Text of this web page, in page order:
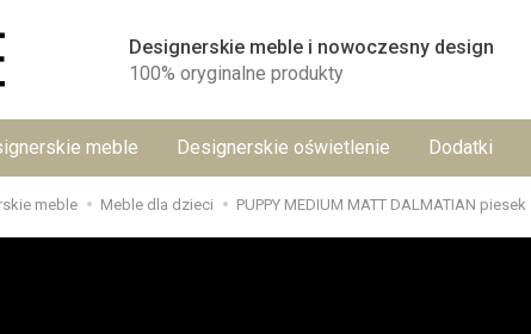
Designerskie meble i nowoczesny design
100% oryginalne produkty
meble Designerskie oświetlenie Dodatki
meble Meble dla dzieci PUPPY MEDIUM MATT DALMATIAN piesek